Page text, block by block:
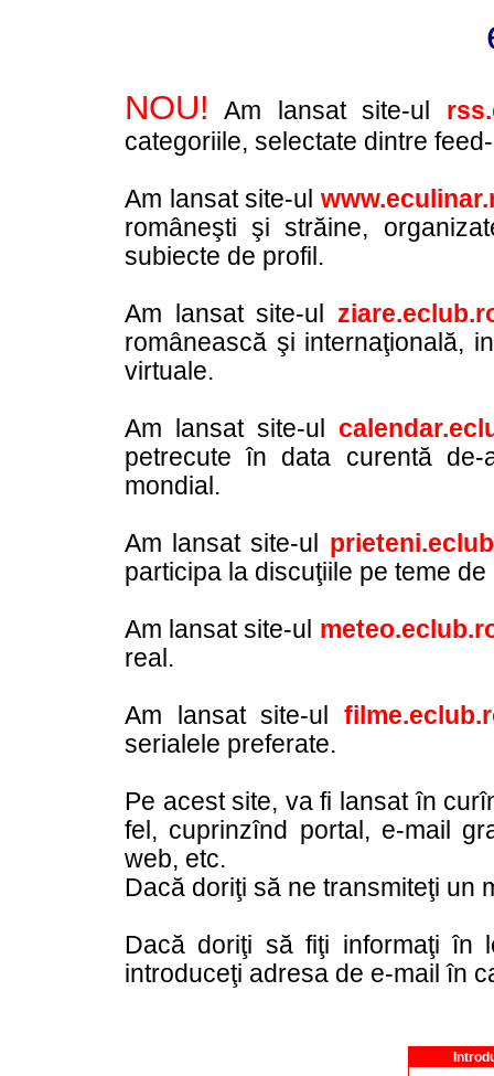
NOU! Am lansat site-ul
categoriile, selectate dintre
Am lansat site-ul
româneşti şi străine,
subiecte de profil.
Am lansat site-ul
românească şi internaţională,
virtuale.
Am lansat site-ul
petrecute în data curentă
mondial.
Am lansat site-ul
participa la discuţiile pe teme
Am lansat site-ul
real.
Am lansat site-ul
serialele preferate.
Pe acest site, va fi lansat în
fel, cuprinzînd portal, e-mail
web, etc.
Dacă doriţi să ne transmiteţi un
Dacă doriţi să fiţi informaţi în
introduceţi adresa de e-mail în